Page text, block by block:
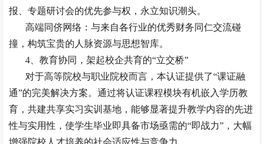
报、专题研讨会的优先参与权，永立知识潮头。
高端同侪网络：与来自各行业的优秀财务同仁交流碰
撞，构筑宝贵的人脉资源与思想智库。
4、教育协同，架起校企共育的“立交桥”
对于高等院校与职业院校而言，本认证提供了“课证融
通”的完美解决方案。通过将认证课程模块有机嵌入学历教
育，共建共享实习实训基地，能够显著提升教学内容的先进
性与实用性，使学生毕业即具备市场亟需的“即战力”，大幅
增强院校人才培养的社会适应性与竞争力。